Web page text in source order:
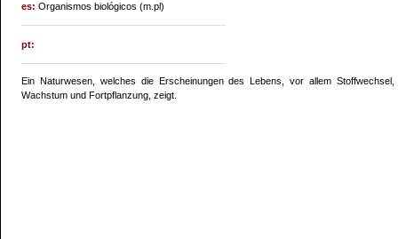
es:Organismos biológicos (m.pl)
pt:
Ein Naturwesen, welches die Erscheinungen des Lebens, vor allem Stoffwechsel,
Wachstum und Fortpflanzung, zeigt.